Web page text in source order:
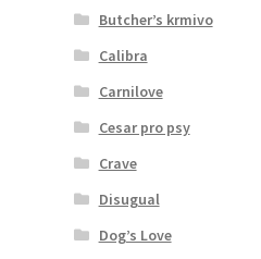
Butcher’s krmivo
Calibra
Carnilove
Cesar pro psy
Crave
Disugual
Dog’s Love